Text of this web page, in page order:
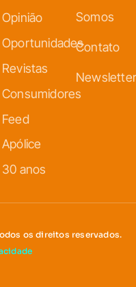
Opinião
Oportunidades
Revistas
Consumidores
Feed
Apólice
30 anos
Somos
Contato
Newsletter
os direitos reservados.